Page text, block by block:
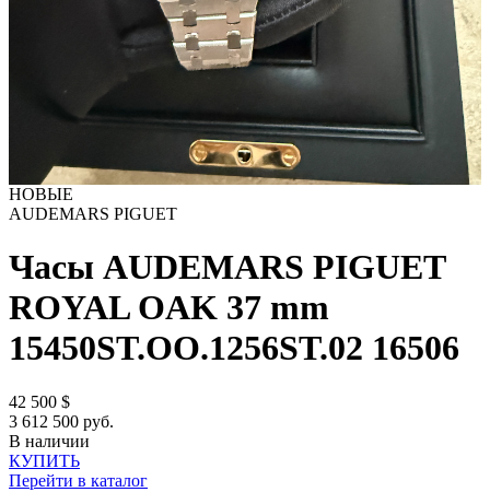
НОВЫЕ
AUDEMARS PIGUET
Часы AUDEMARS PIGUET
ROYAL OAK 37 mm
15450ST.OO.1256ST.02 16506
42 500 $
3 612 500 руб.
В наличии
КУПИТЬ
Перейти в каталог